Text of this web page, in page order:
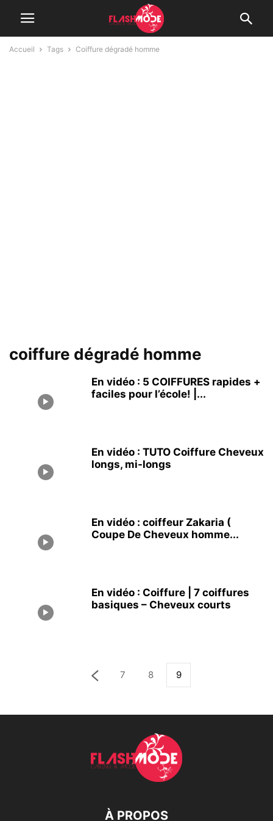
Accueil Tags Coiffure dégradé homme
coiffure dégradé homme
En vidéo : 5 COIFFURES rapides +
faciles pour l’école! |...
En vidéo : TUTO Coiffure Cheveux
longs, mi-longs
En vidéo : coiffeur Zakaria (
Coupe De Cheveux homme...
En vidéo : Coiffure | 7 coiffures
basiques – Cheveux courts
7 8 9
À PROPOS